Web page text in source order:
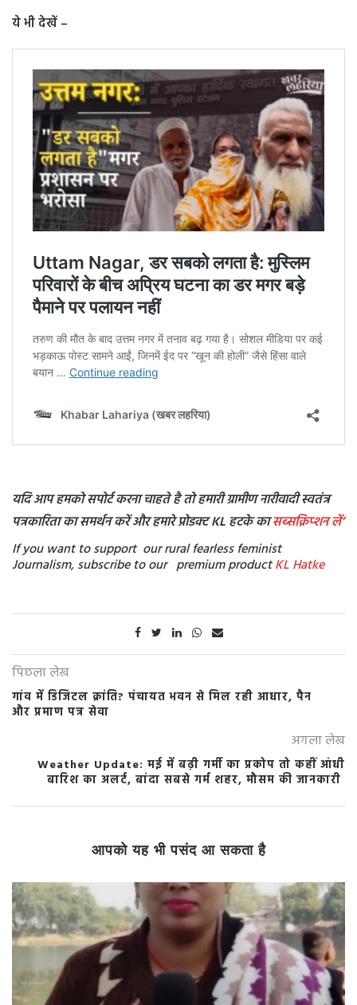
ये भी देखें –
यदि आप हमको सपोर्ट करना चाहते है तो हमारी ग्रामीण नारीवादी स्वतंत्र
पत्रकारिता का समर्थन करें और हमारे प्रोडक्ट KL हटके कासब्सक्रिप्शनलें’
If you want to support our rural fearless feminist
Journalism, subscribe to our premium productKL Hatke
पिछला लेख
गांव में डिजिटल क्रांति? पंचायत भवन से मिल रही आधार, पैन
और प्रमाण पत्र सेवा
अगला लेख
Weather Update: मई में बढ़ी गर्मी का प्रकोप तो कहीं आंधी
बारिश का अलर्ट, बांदा सबसे गर्म शहर, मौसम की जानकारी
आपको यह भी पसंद आ सकता है